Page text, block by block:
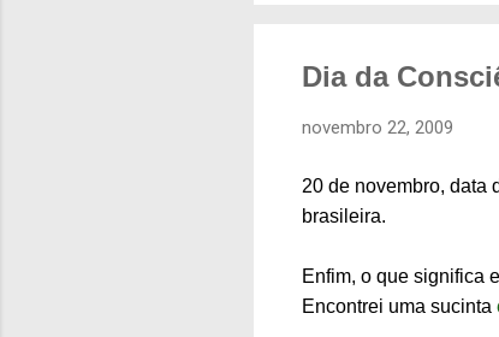
Dia da
novembro 22, 2009
20 de novembro, data
brasileira.
Enfim, o que significa
Encontrei uma sucinta